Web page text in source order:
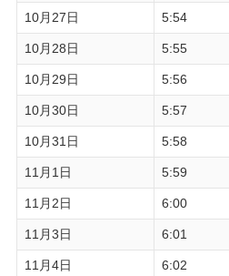
10月27日 5:54
10月28日 5:55
10月29日 5:56
10月30日 5:57
10月31日 5:58
11月1日 5:59
11月2日 6:00
11月3日 6:01
11月4日 6:02